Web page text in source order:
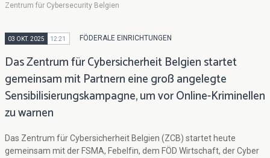
Zentrum für Cybersecurity Belgien
03 OKT. 2025 12:21 FÖDERALE EINRICHTUNGEN
Das Zentrum für Cybersicherheit Belgien startet
gemeinsam mit Partnern eine groß angelegte
Sensibilisierungskampagne, um vor Online-Kriminellen
zu warnen
Das Zentrum für Cybersicherheit Belgien (ZCB) startet heute
gemeinsam mit der FSMA, Febelfin, dem FÖD Wirtschaft, der Cyber